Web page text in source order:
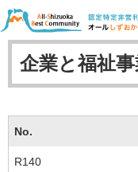
企業と福祉
No.
R140